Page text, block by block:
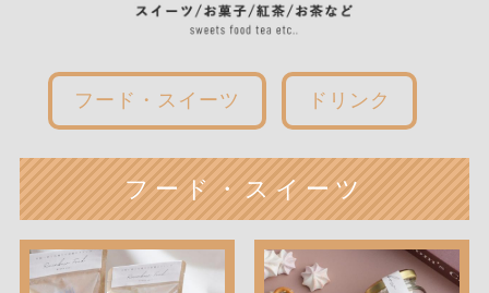
フード・スイーツ ドリンク
フード・スイーツ